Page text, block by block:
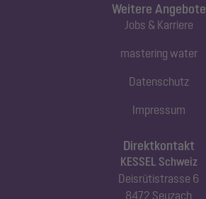
Direktkontakt
KESSEL Schweiz
Deisrütistrasse 6
8472 Seuzach
Weitere Angebote
Jobs & Karriere
mastering water
Datenschutz
Impressum